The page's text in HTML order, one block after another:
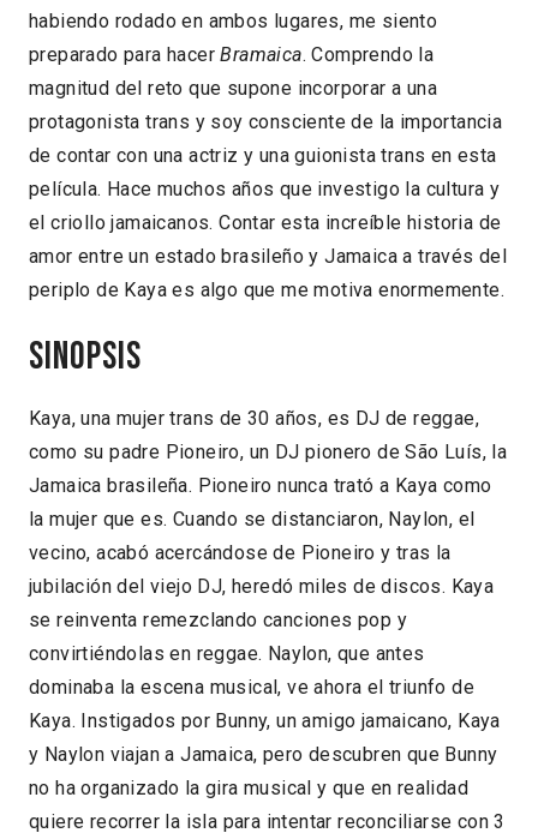
habiendo rodado en ambos lugares, me siento
preparado para hacerBramaica. Comprendo la
magnitud del reto que supone incorporar a una
protagonista trans y soy consciente de la importancia
de contar con una actriz y una guionista trans en esta
película. Hace muchos años que investigo la cultura y
el criollo jamaicanos. Contar esta increíble historia de
amor entre un estado brasileño y Jamaica a través del
periplo de Kaya es algo que me motiva enormemente.
Sinopsis
Kaya, una mujer trans de 30 años, es DJ de reggae,
como su padre Pioneiro, un DJ pionero de São Luís, la
Jamaica brasileña. Pioneiro nunca trató a Kaya como
la mujer que es. Cuando se distanciaron, Naylon, el
vecino, acabó acercándose de Pioneiro y tras la
jubilación del viejo DJ, heredó miles de discos. Kaya
se reinventa remezclando canciones pop y
convirtiéndolas en reggae. Naylon, que antes
dominaba la escena musical, ve ahora el triunfo de
Kaya. Instigados por Bunny, un amigo jamaicano, Kaya
y Naylon viajan a Jamaica, pero descubren que Bunny
no ha organizado la gira musical y que en realidad
quiere recorrer la isla para intentar reconciliarse con 3